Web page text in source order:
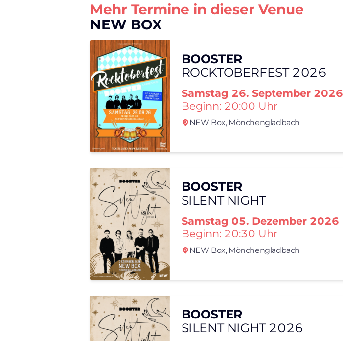
Mehr Termine in dieser Venue
NEW BOX
BOOSTER
ROCKTOBERFEST 2026
Samstag 26. September 2026
Beginn: 20:00 Uhr
NEW Box, Mönchengladbach
BOOSTER
SILENT NIGHT
Samstag 05. Dezember 2026
Beginn: 20:30 Uhr
NEW Box, Mönchengladbach
BOOSTER
SILENT NIGHT 2026